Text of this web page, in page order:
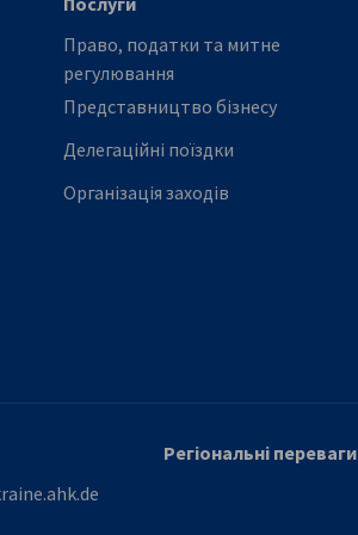
Право, податки та митне
регулювання
Представництво бізнесу
Делегаційні поїздки
Організація заходів
Регіональні переваги